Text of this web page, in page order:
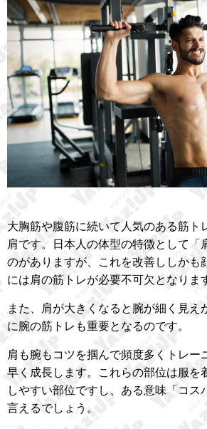
大胸筋や腹筋に続いて人気のある筋ト
肩です。日本人の体型の特徴として「
のがありますが、これを改善ししかも
には肩の筋トレが必要不可欠となりま
また、肩が大きくなると腕が細く見え
に腕の筋トレも重要となるのです。
肩も腕もコツを掴んで頻度多くトレー
早く成長します。これらの部位は服を
しやすい部位ですし、ある意味「コス
言えるでしょう。